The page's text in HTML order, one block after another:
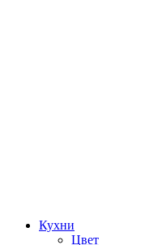
Кухни
Цвет